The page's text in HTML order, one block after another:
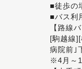
■徒歩の
■バス利
【路線
[駒越線
病院前｣
※4月～